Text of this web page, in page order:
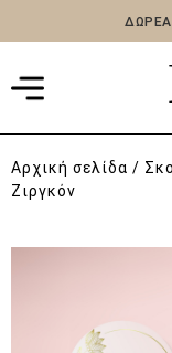
Αρχική σελίδα /
Ζιργκόν